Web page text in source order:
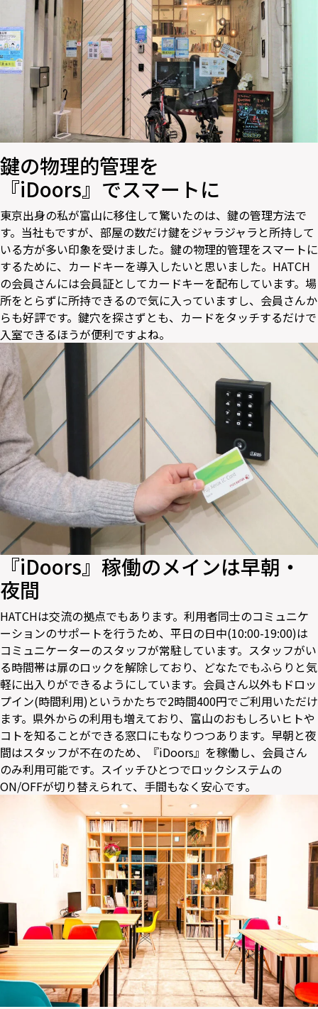
鍵の物理的管理を
『iDoors』でスマートに
東京出身の私が富山に移住して驚いたのは、鍵の管理方法で
す。当社もですが、部屋の数だけ鍵をジャラジャラと所持して
いる方が多い印象を受けました。鍵の物理的管理をスマートに
するために、カードキーを導入したいと思いました。HATCH
の会員さんには会員証としてカードキーを配布しています。場
所をとらずに所持できるので気に入っていますし、会員さんか
らも好評です。鍵穴を探さずとも、カードをタッチするだけで
入室できるほうが便利ですよね。
『iDoors』稼働のメインは早朝・
夜間
HATCHは交流の拠点でもあります。利用者同士のコミュニケ
ーションのサポートを行うため、平日の日中(10:00-19:00)は
コミュニケーターのスタッフが常駐しています。スタッフがい
る時間帯は扉のロックを解除しており、どなたでもふらりと気
軽に出入りができるようにしています。会員さん以外もドロッ
プイン(時間利用)というかたちで2時間400円でご利用いただけ
ます。県外からの利用も増えており、富山のおもしろいヒトや
コトを知ることができる窓口にもなりつつあります。早朝と夜
間はスタッフが不在のため、『iDoors』を稼働し、会員さん
のみ利用可能です。スイッチひとつでロックシステムの
ON/OFFが切り替えられて、手間もなく安心です。